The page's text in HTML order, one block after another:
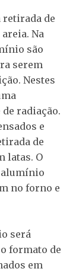
retirada de
Na
são
serem
Nestes
radiação.
e
de
latas. O
alumínio
no forno e
será
formato de
em